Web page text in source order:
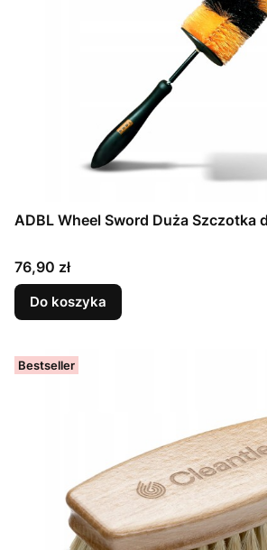
ADBL Wheel Sword Duża Szczotka
Cena
76,90 zł
Do koszyka
Bestseller